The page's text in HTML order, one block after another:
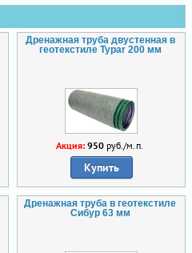
Дренажная труба двустенная в
геотекстиле Typar 200 мм
Акция: 950руб./м.п.
Купить
Дренажная труба в геотекстиле
Сибур 63 мм